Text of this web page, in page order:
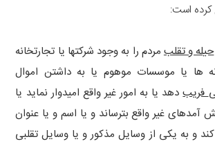
است:
حیله و تقلب مردم را به وجود شرکتها یا تجارتخانه
ها یا موسسات موهوم یا به داشتن اموال
فریبدهد یا به امور غیر واقع امیدوار نماید یا
آمدهای غیر واقع بترساند و یا اسم و یا عنوان
و به یکی از وسایل مذکور و یا وسایل تقلبی